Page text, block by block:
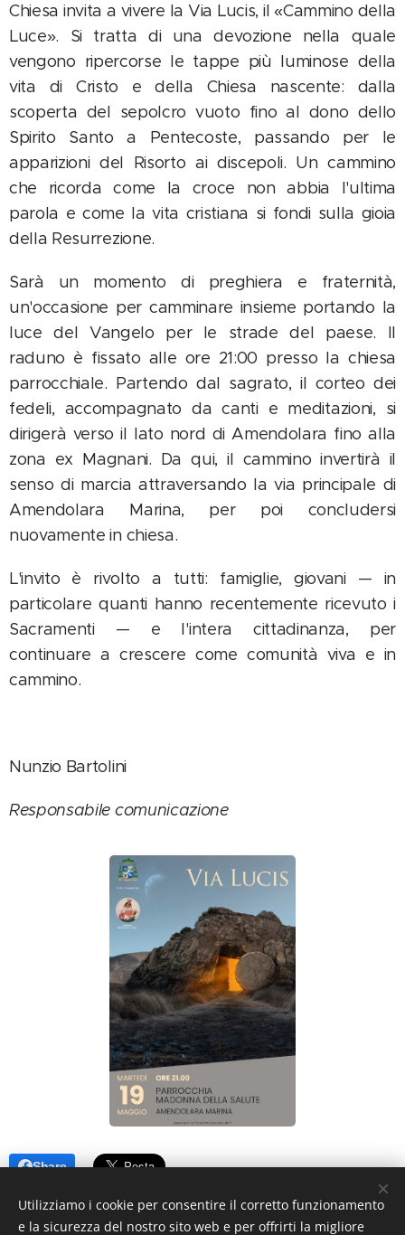
Chiesa invita a vivere la Via Lucis, il «Cammino della
Luce». Si tratta di una devozione nella quale
vengono ripercorse le tappe più luminose della
vita di Cristo e della Chiesa nascente: dalla
scoperta del sepolcro vuoto fino al dono dello
Spirito Santo a Pentecoste, passando per le
apparizioni del Risorto ai discepoli. Un cammino
che ricorda come la croce non abbia l'ultima
parola e come la vita cristiana si fondi sulla gioia
della Resurrezione.
Sarà un momento di preghiera e fraternità,
un'occasione per camminare insieme portando la
luce del Vangelo per le strade del paese. Il
raduno è fissato alle ore 21:00 presso la chiesa
parrocchiale. Partendo dal sagrato, il corteo dei
fedeli, accompagnato da canti e meditazioni, si
dirigerà verso il lato nord di Amendolara fino alla
zona ex Magnani. Da qui, il cammino invertirà il
senso di marcia attraversando la via principale di
Amendolara Marina, per poi concludersi
nuovamente in chiesa.
L'invito è rivolto a tutti: famiglie, giovani — in
particolare quanti hanno recentemente ricevuto i
Sacramenti — e l'intera cittadinanza, per
continuare a crescere come comunità viva e in
cammino.
Nunzio Bartolini
Responsabile comunicazione
Share
Utilizziamo i cookie per consentire il corretto funzionamento
e la sicurezza del nostro sito web e per offrirti la migliore